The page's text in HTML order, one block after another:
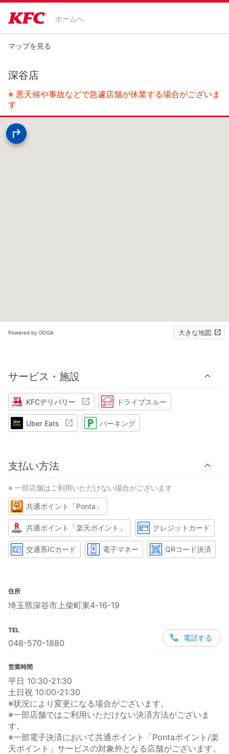
ホームへ
マップを見る
深谷店
※ 悪天候や事故などで急遽店舗が休業する場合がございま
す
Powered by GOGA 大きな地図
サービス・施設
KFCデリバリー ドライブスルー
Uber Eats パーキング
支払い方法
※ 一部店舗はご利用いただけない場合がございます
共通ポイント「Ponta」
共通ポイント「楽天ポイント」 クレジットカード
交通系ICカード 電子マネー QRコード決済
住所
埼玉県深谷市上柴町東4-16-19
TEL
048-570-1880
電話する
営業時間
平日 10:30-21:30
土日祝 10:00-21:30
※状況により変更になる場合がございます。
※一部店舗ではご利用いただけない決済方法がございま
す。
※一部電子決済において共通ポイント「Pontaポイント/楽
天ポイント」サービスの対象外となる店舗がございます。